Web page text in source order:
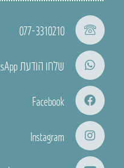
077-3310210
שלחו הודעת WhatsApp
Facebook
Instagram